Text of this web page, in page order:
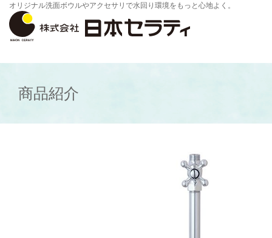
オリジナル洗面ボウルやアクセサリで水回り環境をもっと心地よく。
商品紹介